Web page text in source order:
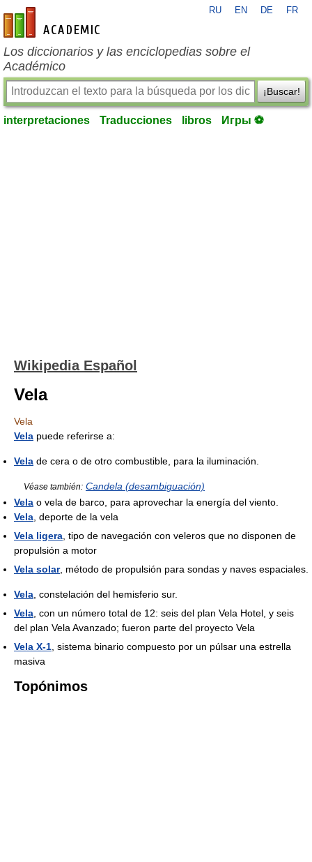
es-academic.com
RU EN DE FR
Los diccionarios y las enciclopedias sobre el
Académico
¡Buscar!
interpretaciones Traducciones libros Игры ⚽
Wikipedia Español
Vela
Vela
Vela puede referirse a:
Vela de cera o de otro combustible, para la iluminación.
Véase también: Candela (desambiguación)
Vela o vela de barco, para aprovechar la energía del viento.
Vela, deporte de la vela
Vela ligera, tipo de navegación con veleros que no disponen de
propulsión a motor
Vela solar, método de propulsión para sondas y naves espaciales.
Vela, constelación del hemisferio sur.
Vela, con un número total de 12: seis del plan Vela Hotel, y seis
del plan Vela Avanzado; fueron parte del proyecto Vela
Vela X-1, sistema binario compuesto por un púlsar una estrella
masiva
Topónimos